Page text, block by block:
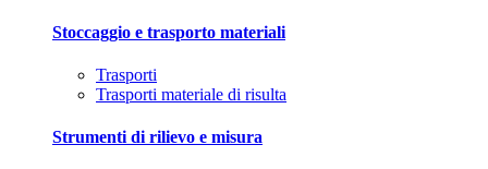
Stoccaggio e trasporto materiali
Trasporti
Trasporti materiale di risulta
Strumenti di rilievo e misura